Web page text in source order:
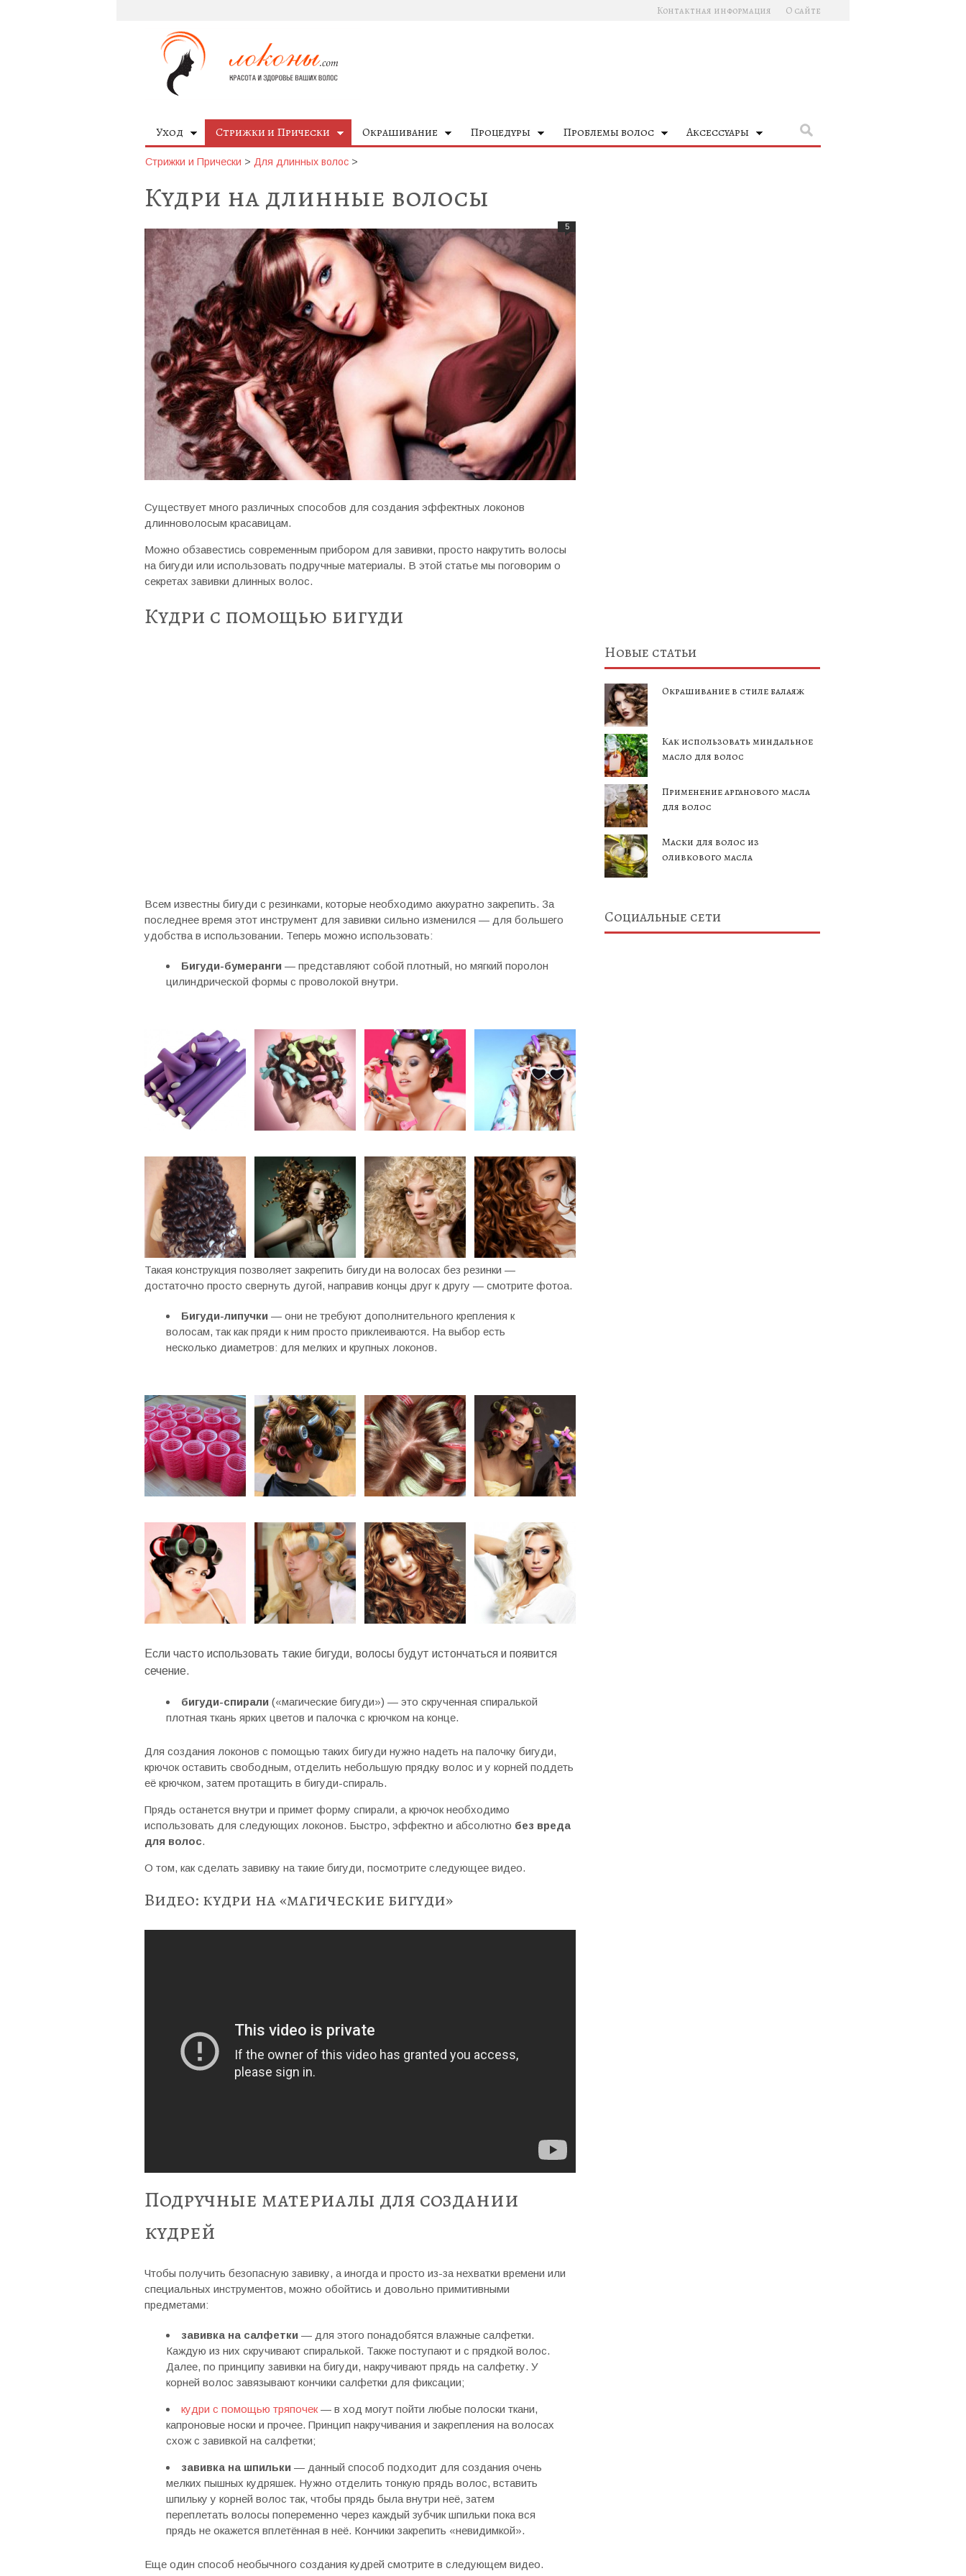
Контактная информация О сайте
Уход Стрижки и Прически Окрашивание Процедуры Проблемы волос Аксессуары
Стрижки и Прически > Для длинных волос >
Кудри на длинные волосы
5
Существует много различных способов для создания эффектных локонов
длинноволосым красавицам.
Можно обзавестись современным прибором для завивки, просто накрутить волосы
на бигуди или использовать подручные материалы. В этой статье мы поговорим о
секретах завивки длинных волос.
Кудри с помощью бигуди
Всем известны бигуди с резинками, которые необходимо аккуратно закрепить. За
последнее время этот инструмент для завивки сильно изменился — для большего
удобства в использовании. Теперь можно использовать:
Бигуди-бумеранги — представляют собой плотный, но мягкий поролон
цилиндрической формы с проволокой внутри.
Такая конструкция позволяет закрепить бигуди на волосах без резинки —
достаточно просто свернуть дугой, направив концы друг к другу — смотрите фотоа.
Бигуди-липучки — они не требуют дополнительного крепления к
волосам, так как пряди к ним просто приклеиваются. На выбор есть
несколько диаметров: для мелких и крупных локонов.
Если часто использовать такие бигуди, волосы будут истончаться и появится
сечение.
бигуди-спирали («магические бигуди») — это скрученная спиралькой
плотная ткань ярких цветов и палочка с крючком на конце.
Для создания локонов с помощью таких бигуди нужно надеть на палочку бигуди,
крючок оставить свободным, отделить небольшую прядку волос и у корней поддеть
её крючком, затем протащить в бигуди-спираль.
Прядь останется внутри и примет форму спирали, а крючок необходимо
использовать для следующих локонов. Быстро, эффектно и абсолютно без вреда
для волос.
О том, как сделать завивку на такие бигуди, посмотрите следующее видео.
Видео: кудри на «магические бигуди»
Подручные материалы для создании
кудрей
Чтобы получить безопасную завивку, а иногда и просто из-за нехватки времени или
специальных инструментов, можно обойтись и довольно примитивными
предметами:
завивка на салфетки — для этого понадобятся влажные салфетки.
Каждую из них скручивают спиралькой. Также поступают и с прядкой волос.
Далее, по принципу завивки на бигуди, накручивают прядь на салфетку. У
корней волос завязывают кончики салфетки для фиксации;
кудри с помощью тряпочек — в ход могут пойти любые полоски ткани,
капроновые носки и прочее. Принцип накручивания и закрепления на волосах
схож с завивкой на салфетки;
завивка на шпильки — данный способ подходит для создания очень
мелких пышных кудряшек. Нужно отделить тонкую прядь волос, вставить
шпильку у корней волос так, чтобы прядь была внутри неё, затем
переплетать волосы попеременно через каждый зубчик шпильки пока вся
прядь не окажется вплетённая в неё. Кончики закрепить «невидимкой».
Еще один способ необычного создания кудрей смотрите в следующем видео.
Новые статьи
Окрашивание в стиле балаяж
Как использовать миндальное
масло для волос
Применение арганового масла
для волос
Маски для волос из
оливкового масла
Социальные сети